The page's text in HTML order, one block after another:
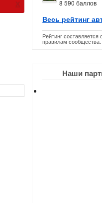
8 590 баллов
Весь рейтинг
Рейтинг составляется
правилам сообщества.
Наши
х